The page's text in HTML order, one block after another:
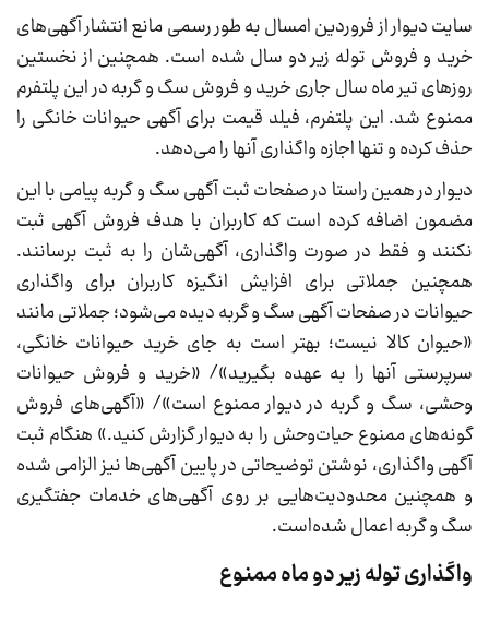
سایت دیوار از فروردین امسال به طور رسمی مانع انتشار آگهی‌های
خرید و فروش توله زیر دو سال شده است. همچنین از نخستین
روزهای تیر ماه سال جاری خرید و فروش سگ و گربه در این پلتفرم
ممنوع شد. این پلتفرم، فیلد قیمت برای آگهی حیوانات خانگی را
حذف کرده و تنها اجازه واگذاری آنها را می‌دهد.
دیوار در همین راستا در صفحات ثبت آگهی سگ و گربه پیامی با این
مضمون اضافه کرده است که کاربران با هدف فروش آگهی ثبت
نکنند و فقط در صورت واگذاری، آگهی‌شان را به ثبت برسانند.
همچنین جملاتی برای افزایش انگیزه کاربران برای واگذاری
حیوانات در صفحات آگهی سگ و گربه دیده می‌شود؛ جملاتی مانند
«حیوان کالا نیست؛ بهتر است به جای خرید حیوانات خانگی،
سرپرستی آنها را به‌ عهده بگیرید»/ «خرید و فروش حیوانات
وحشی، سگ و گربه در دیوار ممنوع است»/ «آگهی‌های فروش‌
گونه‌های ممنوع حیات‌وحش را به دیوار گزارش کنید.» هنگام ثبت
آگهی واگذاری، نوشتن توضیحاتی در پایین آگهی‌ها نیز الزامی شده
و همچنین محدودیت‌هایی بر روی آگهی‌های خدمات جفتگیری
سگ و گربه اعمال شده‌است.
واگذاری توله زیر دو ماه ممنوع